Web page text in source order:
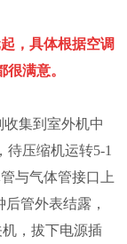
，具体根据空调
满意。
集到室外机中
压缩机运转5-1
与气体管接口上
管外表结露，
，拔下电源插